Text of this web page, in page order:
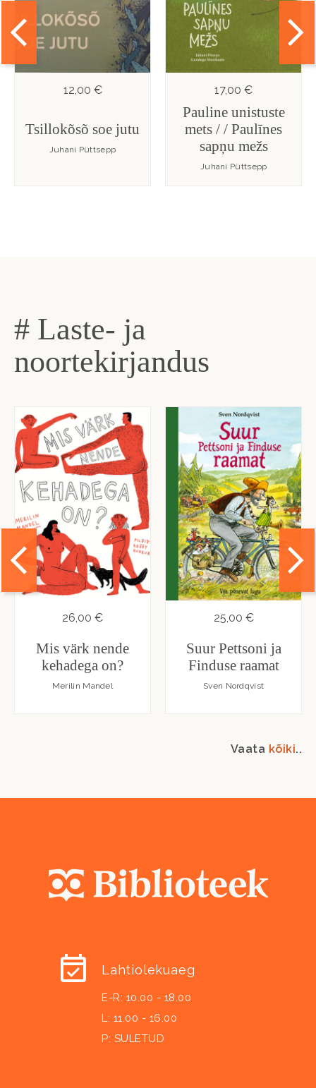
12,00 €
Tsillokõsõ soe jutu
Juhani Püttsepp
17,00 €
Pauline unistuste
mets / / Paulīnes
sapņu mežs
Juhani Püttsepp
# Laste- ja
noortekirjandus
26,00 €
Mis värk nende
kehadega on?
Merilin Mandel
25,00 €
Suur Pettsoni ja
Finduse raamat
Sven Nordqvist
Vaata kõiki..
Lahtiolekuaeg
E-R: 10.00 - 18.00
L: 11.00 - 16.00
P: SULETUD